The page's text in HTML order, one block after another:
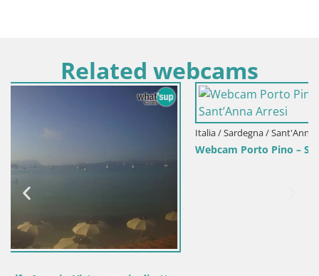
Related webcams
Webcam Porto Pino – Spiaggia in diretta da Sant’Anna Arresi